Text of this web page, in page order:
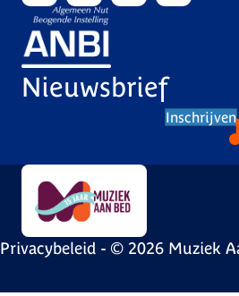
Nieuwsbrief
Inschrijven
Privacybeleid - © 2026 Muziek